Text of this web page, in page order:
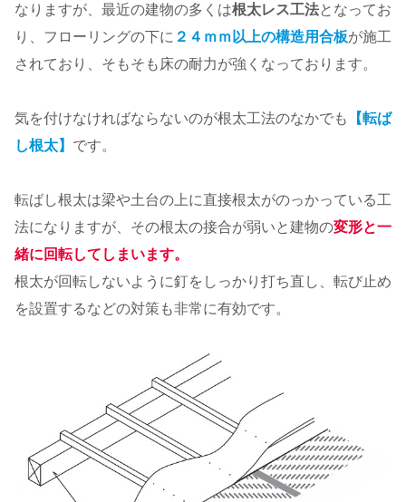
なりますが、最近の建物の多くは根太レス工法となってお
り、フローリングの下に ２４ｍｍ以上の構造用合板が施工
されており、そもそも床の耐力が強くなっております。
気を付けなければならないのが根太工法のなかでも
【転ば
し根太】 です。
転ばし根太は梁や土台の上に直接根太がのっかっている工
法になりますが、その根太の接合が弱いと建物の変形と一
緒に回転してしまいます。
根太が回転しないように釘をしっかり打ち直し、転び止め
を設置するなどの対策も非常に有効です。